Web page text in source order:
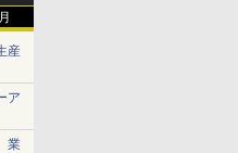
産
ア
業